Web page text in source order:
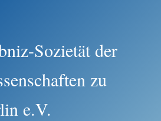
Sozietät der
zu
e.V.